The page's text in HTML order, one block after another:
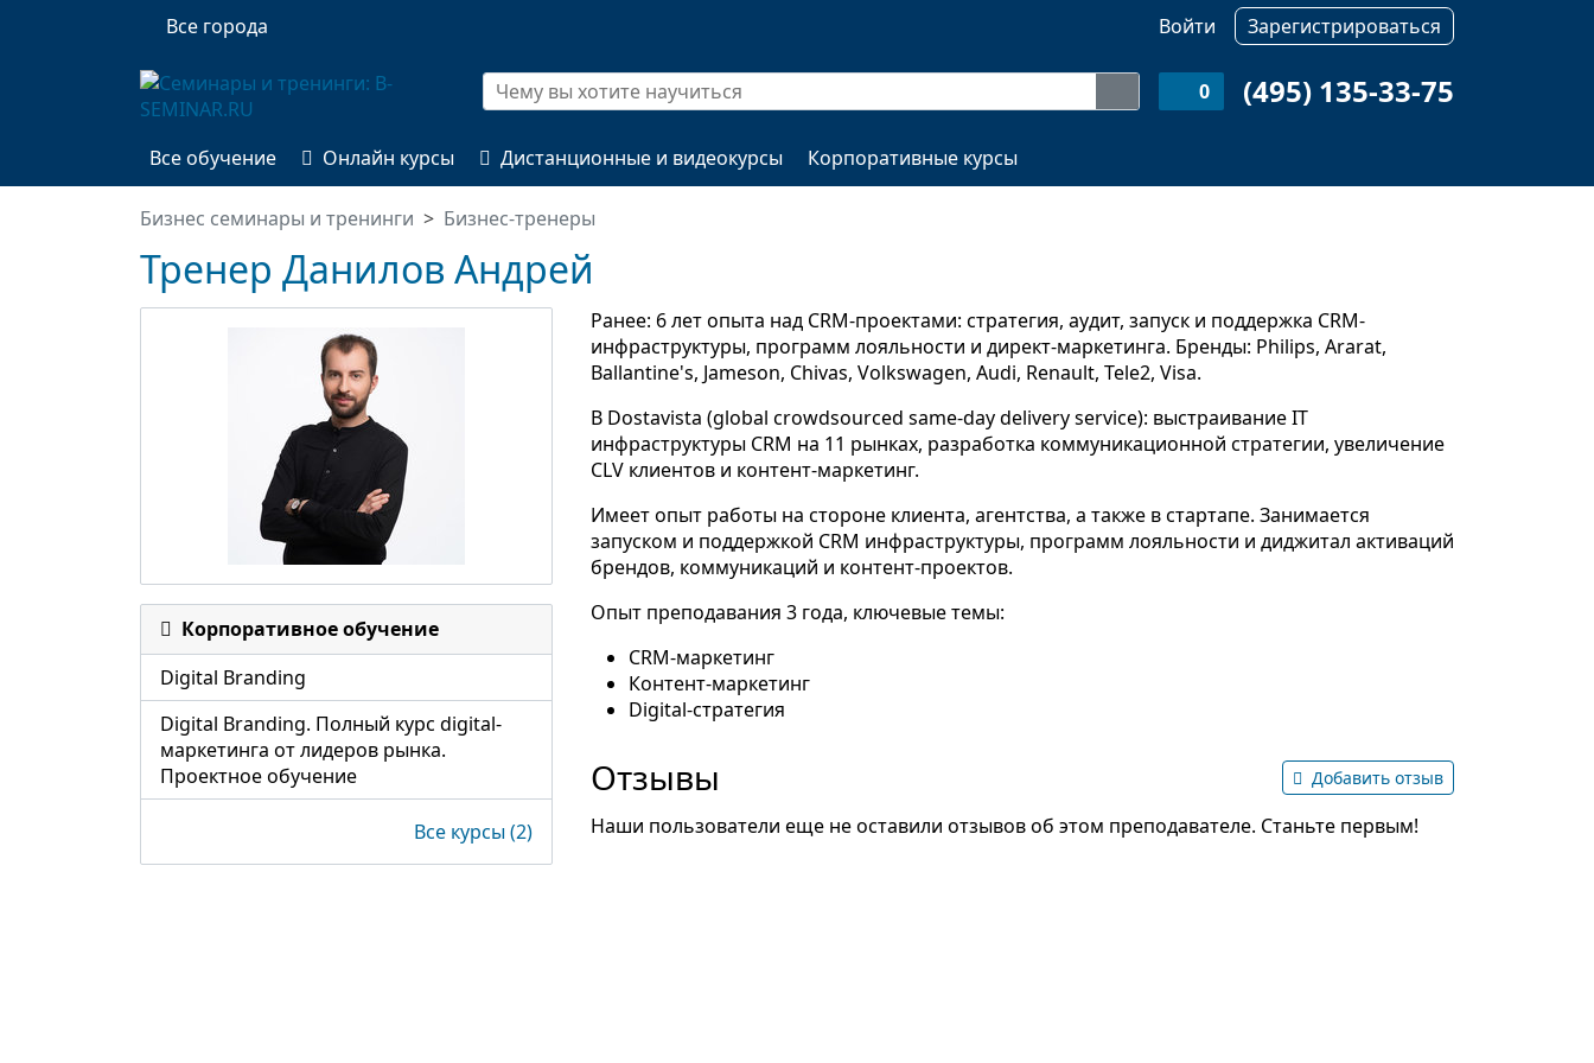
Все города Войти Зарегистрироваться
0 (495) 135-33-75
Все обучение Онлайн курсы Дистанционные и видеокурсы Корпоративные курсы
Бизнес семинары и тренинги Бизнес-тренеры
Тренер Данилов Андрей
Корпоративное обучение
Digital Branding
Digital Branding. Полный курс digital-
маркетинга от лидеров рынка.
Проектное обучение
Все курсы (2)
Ранее: 6 лет опыта над CRM-проектами: стратегия, aудит, запуск и поддержка CRM-
инфраструктуры, программ лояльности и директ-маркетинга. Бренды: Philips, Ararat,
Ballantine's, Jameson, Chivas, Volkswagen, Audi, Renault, Tele2, Visa.
В Dostavista (global crowdsourced same-day delivery service): выстраивание IT
инфраструктуры CRM на 11 рынках, разработка коммуникационной стратегии, увеличение
CLV клиентов и контент-маркетинг.
Имеет опыт работы на стороне клиента, агентства, а также в стартапе. Занимается
запуском и поддержкой CRM инфраструктуры, программ лояльности и диджитал активаций
брендов, коммуникаций и контент-проектов.
Опыт преподавания 3 года, ключевые темы:
CRM-маркетинг
Контент-маркетинг
Digital-стратегия
Отзывы Добавить отзыв
Наши пользователи еще не оставили отзывов об этом преподавателе. Станьте первым!